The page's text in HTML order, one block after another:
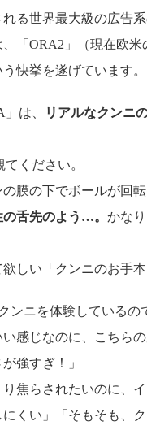
る世界最大級の広告
、「ORA2」（現在欧
快挙を遂げています。
は、
リアルなクンニ
てください。
膜の下でボールが回転
舌先のよう…。 かな
しい「クンニのお手
ニを体験しているの
い感じなのに、こちら
強すぎ！」
焦らされたいのに、
にくい」「そもそも、